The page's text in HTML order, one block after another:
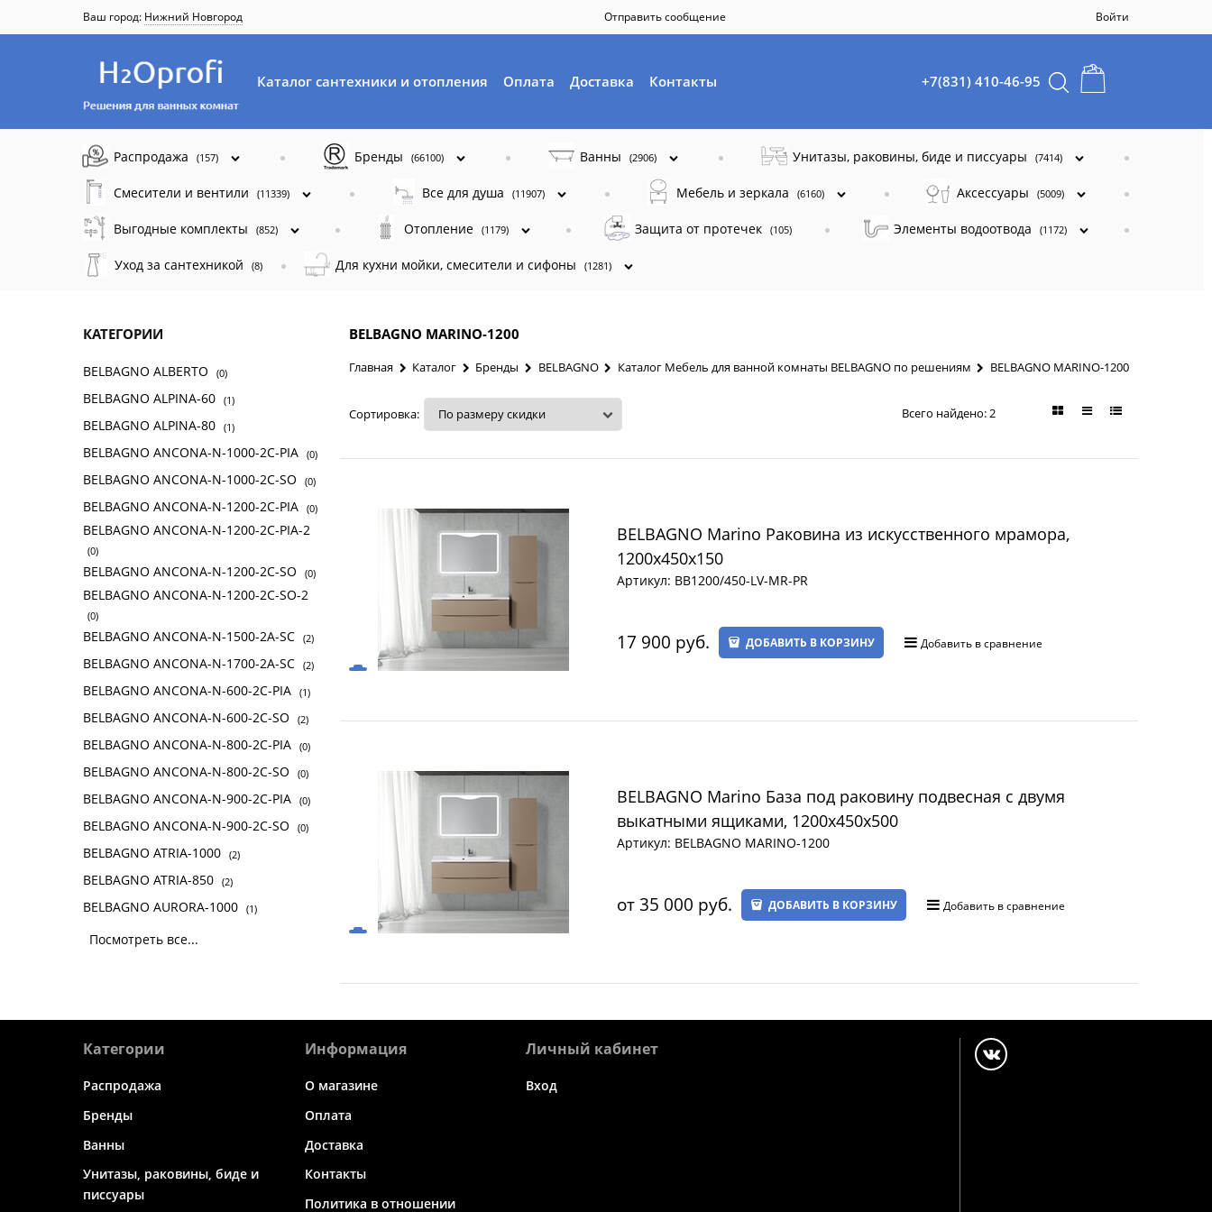
Ваш город: Нижний Новгород Отправить сообщение Войти
Каталог сантехники и отопления Оплата Доставка Контакты +7(831) 410-46-95
Распродажа (157) Бренды (66100) Ванны (2906) Унитазы, раковины, биде и писсуары (7414)
Смесители и вентили (11339) Все для душа (11907) Мебель и зеркала (6160) Аксессуары (5009)
Выгодные комплекты (852) Отопление (1179) Защита от протечек (105) Элементы водоотвода (1172)
Уход за сантехникой (8) Для кухни мойки, смесители и сифоны (1281)
КАТЕГОРИИ
BELBAGNO ALBERTO (0)
BELBAGNO ALPINA-60 (1)
BELBAGNO ALPINA-80 (1)
BELBAGNO ANCONA-N-1000-2C-PIA (0)
BELBAGNO ANCONA-N-1000-2C-SO (0)
BELBAGNO ANCONA-N-1200-2C-PIA (0)
BELBAGNO ANCONA-N-1200-2C-PIA-2
(0)
BELBAGNO ANCONA-N-1200-2C-SO (0)
BELBAGNO ANCONA-N-1200-2C-SO-2
(0)
BELBAGNO ANCONA-N-1500-2A-SC (2)
BELBAGNO ANCONA-N-1700-2A-SC (2)
BELBAGNO ANCONA-N-600-2C-PIA (1)
BELBAGNO ANCONA-N-600-2C-SO (2)
BELBAGNO ANCONA-N-800-2C-PIA (0)
BELBAGNO ANCONA-N-800-2C-SO (0)
BELBAGNO ANCONA-N-900-2C-PIA (0)
BELBAGNO ANCONA-N-900-2C-SO (0)
BELBAGNO ATRIA-1000 (2)
BELBAGNO ATRIA-850 (2)
BELBAGNO AURORA-1000 (1)
Посмотреть все...
BELBAGNO MARINO-1200
Главная Каталог Бренды BELBAGNO Каталог Мебель для ванной комнаты BELBAGNO по решениям BELBAGNO MARINO-1200
Сортировка: Всего найдено:2
BELBAGNO Marino Раковина из искусственного мрамора,
1200x450x150
Артикул: BB1200/450-LV-MR-PR
17 900 руб. ДОБАВИТЬ В КОРЗИНУ Добавить в сравнение
BELBAGNO Marino База под раковину подвесная с двумя
выкатными ящиками, 1200x450x500
Артикул: BELBAGNO MARINO-1200
от35 000 руб. ДОБАВИТЬ В КОРЗИНУ Добавить в сравнение
Категории
Распродажа
Бренды
Ванны
Унитазы, раковины, биде и
писсуары
Информация
О магазине
Оплата
Доставка
Контакты
Политика в отношении
Личный кабинет
Вход